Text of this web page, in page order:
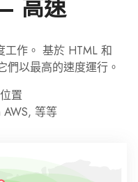
高速
作。 基於 HTML 和
們以最高的速度運行。
置
AWS, 等等